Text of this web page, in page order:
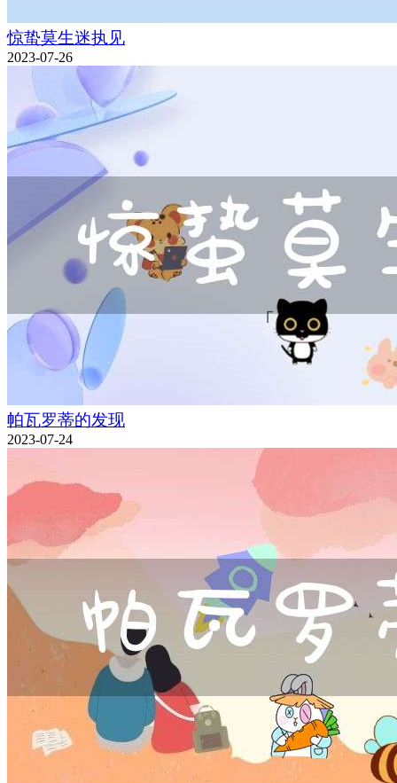
惊蛰莫生迷执见
2023-07-26
帕瓦罗蒂的发现
2023-07-24